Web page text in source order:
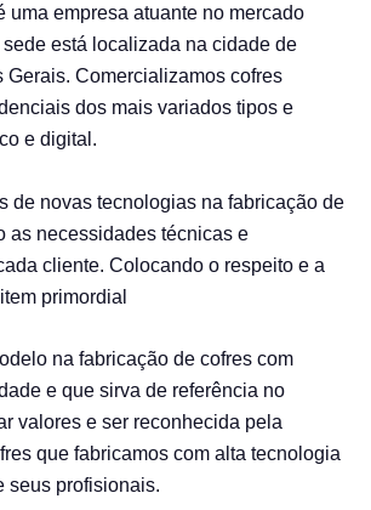
uma empresa atuante no mercado
está localizada na cidade de
Gerais. Comercializamos cofres
dos mais variados tipos e
e digital.
de novas tecnologias na fabricação de
as necessidades técnicas e
cliente. Colocando o respeito e a
primordial
na fabricação de cofres com
e que sirva de referência no
valores e ser reconhecida pela
que fabricamos com alta tecnologia
seus profisionais.